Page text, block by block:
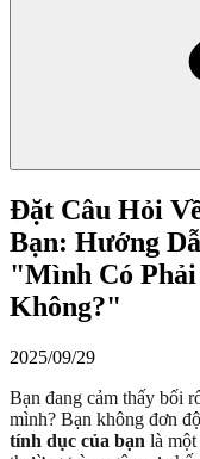
Đặt Câu Hỏi
Bạn: Hướng
"Mình Có
Không?"
2025/09/29
Bạn đang cảm thấy bối
mình? Bạn không đơn
tính dục của bạn là một